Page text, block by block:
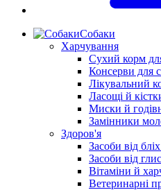
Собаки
Харчування
Сухий корм
Консерви для
Лікувальний
Ласощі й
Миски й
Замінники
Здоров'я
Засоби від
Засоби від
Вітаміни й
Ветеринарні